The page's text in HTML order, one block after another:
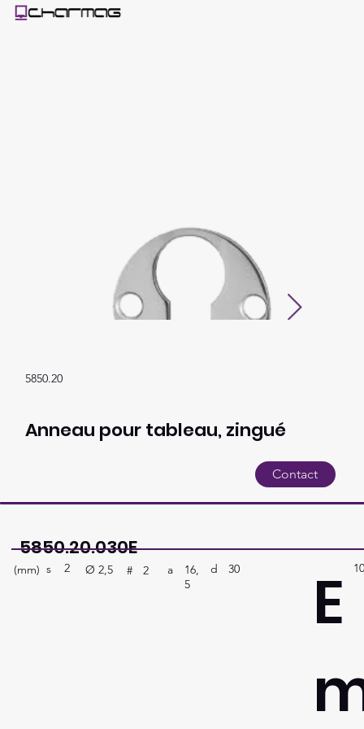
5850.20
Anneau pour tableau, zingué
Contact
5850.20.030E
(mm) 2
s Ø 2,5 # 2 a
16,
5
d 30
E